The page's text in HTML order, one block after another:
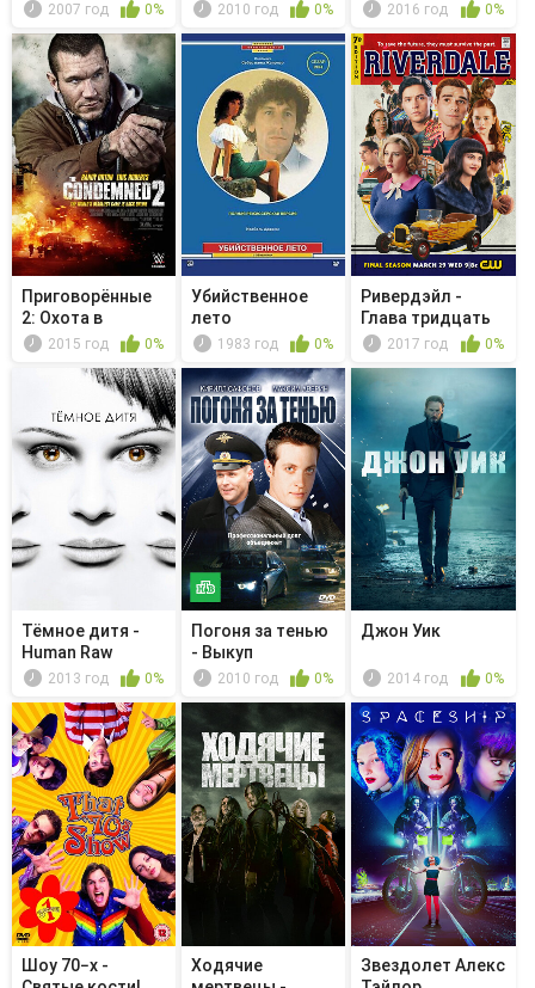
2007 год 0% 2010 год 0% 2016 год 0%
Приговорённые
2: Охота в
пустыне
2015 год 0%
Убийственное
лето
1983 год 0%
Ривердэйл -
Глава тридцать
седьмая. В...
2017 год 0%
Тёмное дитя -
Human Raw
Material
2013 год 0%
Погоня за тенью
- Выкуп
2010 год 0%
Джон Уик
2014 год 0%
Шоу 70−х -
Ходячие
Звездолет Алекс